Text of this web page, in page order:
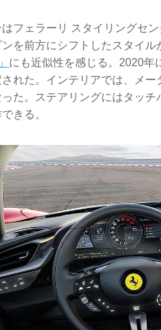
フェラーリ スタイリングセ
を前方にシフトしたスタイ
にも近似性を感じる。2020年
れた。インテリアでは、メ
った。ステアリングにはタッ
きる。